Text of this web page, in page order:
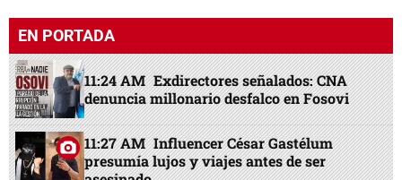
EN PORTADA
11:24 AM Exdirectores señalados: CNA
denuncia millonario desfalco en Fosovi
11:27 AM Influencer César Gastélum
presumía lujos y viajes antes de ser